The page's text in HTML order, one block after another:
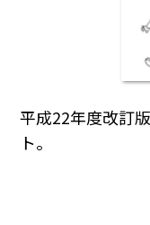
平成22年度改訂
ト。